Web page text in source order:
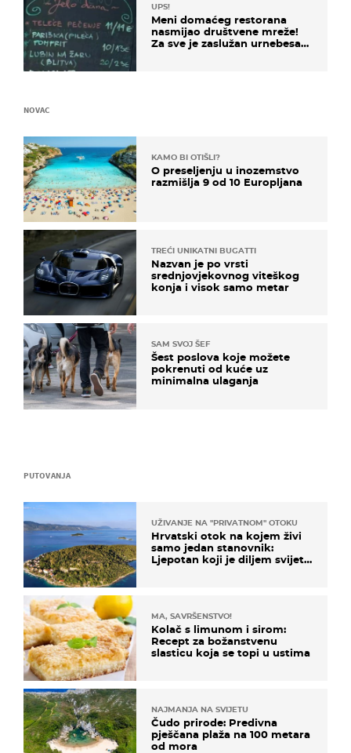
UPS!
Meni domaćeg restorana
nasmijao društvene mreže!
Za sve je zaslužan urnebesan
PUTOVANJA
UŽIVANJE NA "PRIVATNOM" OTOKU
Hrvatski otok na kojem živi
samo jedan stanovnik:
Ljepotan koji je diljem svijeta
MA, SAVRŠENSTVO!
Kolač s limunom i sirom:
Recept za božanstvenu
slasticu koja se topi u ustima
NAJMANJA NA SVIJETU
Čudo prirode: Predivna
pješčana plaža na 100 metara
od mora
NOVAC
KAMO BI OTIŠLI?
O preseljenju u inozemstvo
razmišlja 9 od 10 Europljana
TREĆI UNIKATNI BUGATTI
Nazvan je po vrsti
srednjovjekovnog viteškog
konja i visok samo metar
SAM SVOJ ŠEF
Šest poslova koje možete
pokrenuti od kuće uz
minimalna ulaganja